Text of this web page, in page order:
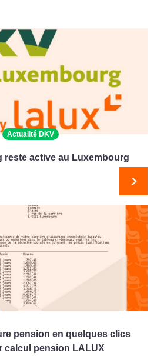
Actualité DKV
reste active au Luxembourg
pension en quelques clics
calcul pension LALUX